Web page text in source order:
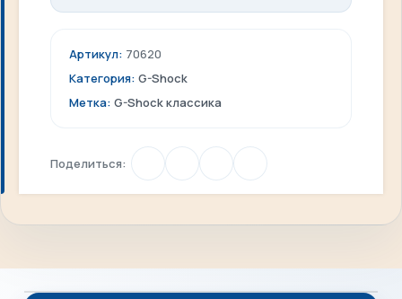
Артикул: 70620
Категория: G-Shock
Метка: G-Shock классика
Поделиться: